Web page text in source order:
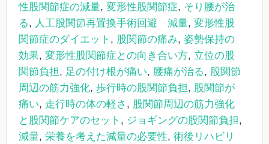
性股関節症の減量, 変形性股関節症, そり腰が治
る, 人工股関節再置換手術回避 減量, 変形性股
関節症のダイエット , 股関節の痛み, 姿勢保持の
効果, 変形性股関節症との向き合い方, 立位の股
関節負担, 足の付け根が痛い, 腰痛が治る, 股関節
周辺の筋力強化, 歩行時の股関節負担, 股関節が
痛い, 走行時の体の軽さ , 股関節周辺の筋力強化
と股関節ケアのセット , ジョギングの股関節負担,
減量, 栄養を考えた減量の必要性, 術後リハビリ